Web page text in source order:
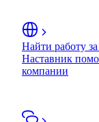
Найти работу
Наставник
компании